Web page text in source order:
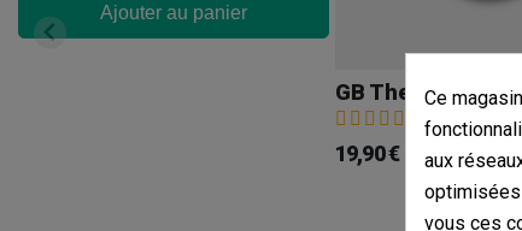
Ajouter au panier
(5)
19,90 €
Ce
aux
vous ces